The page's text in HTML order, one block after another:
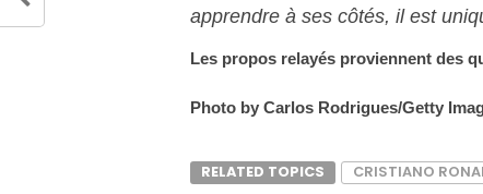
apprendre à ses côtés, il est
Les propos relayés proviennent des
Photo by Carlos Rodrigues/Getty
RELATED TOPICS CRISTIANO